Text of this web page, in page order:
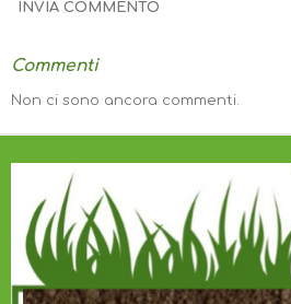
INVIA COMMENTO
Commenti
Non ci sono ancora commenti.